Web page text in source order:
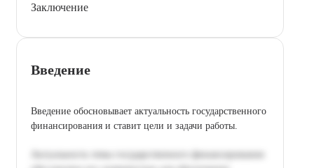
Заключение
Введение
Введение обосновывает актуальность государственного
финансирования и ставит цели и задачи работы.